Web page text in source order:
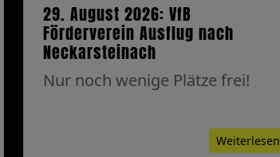
29. August 2026: VfB
Förderverein Ausflug nach
Neckarsteinach
Nur noch wenige Plätze frei!
Weiterlesen